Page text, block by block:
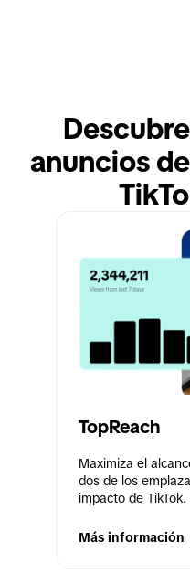
anuncios
TopReach
Maximiza el
dos de los
impacto de TikTok.
Más información